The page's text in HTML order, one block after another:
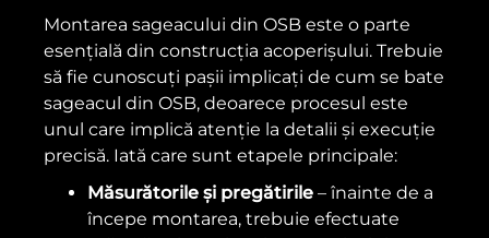
Montarea sageacului din OSB este o parte
esențială din construcția acoperișului. Trebuie
să fie cunoscuți pașii implicați de cum se bate
sageacul din OSB, deoarece procesul este
unul care implică atenție la detalii și execuție
precisă. Iată care sunt etapele principale:
Măsurătorile și pregătirile – înainte de a
începe montarea, trebuie efectuate